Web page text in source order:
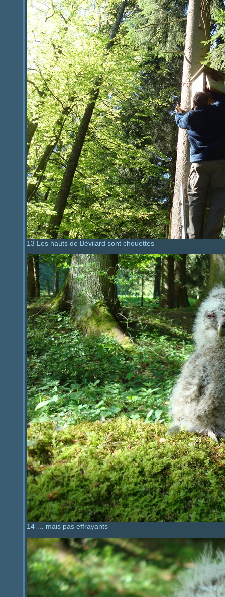
13 Les hauts de Bévilard sont chouettes
14 … mais pas effrayants